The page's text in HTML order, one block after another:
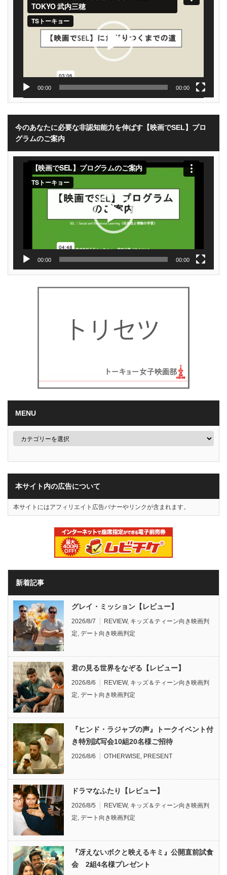
00:00 00:00
今のあなたに必要な非認知能力を伸ばす【映画でSEL】プロ
グラムのご案内
00:00 00:00
MENU
本サイト内の広告について
本サイトにはアフィリエイト広告バナーやリンクが含まれます。
新着記事
グレイ・ミッション【レビュー】
2026/8/7 REVIEW, キッズ＆ティーン向き映画判
定, デート向き映画判定
君の見る世界をなぞる【レビュー】
2026/8/6 REVIEW, キッズ＆ティーン向き映画判
定, デート向き映画判定
『ヒンド・ラジャブの声』トークイベント付
き特別試写会10組20名様ご招待
2026/8/6 OTHERWISE, PRESENT
ドラマなふたり【レビュー】
2026/8/5 REVIEW, キッズ＆ティーン向き映画判
定, デート向き映画判定
『冴えないボクと映えるキミ』公開直前試食
会 2組4名様プレゼント